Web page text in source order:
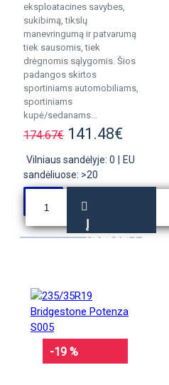
eksploatacines savybes,
sukibimą, tikslų
manevringumą ir patvarumą
tiek sausomis, tiek
drėgnomis sąlygomis. Šios
padangos skirtos
sportiniams automobiliams,
sportiniams
kupė/sedanams...
174.67€ 141.48€
Vilniaus sandėlyje: 0
EU
sandėliuose: >20
Į
KREPŠELĮ
-19 %